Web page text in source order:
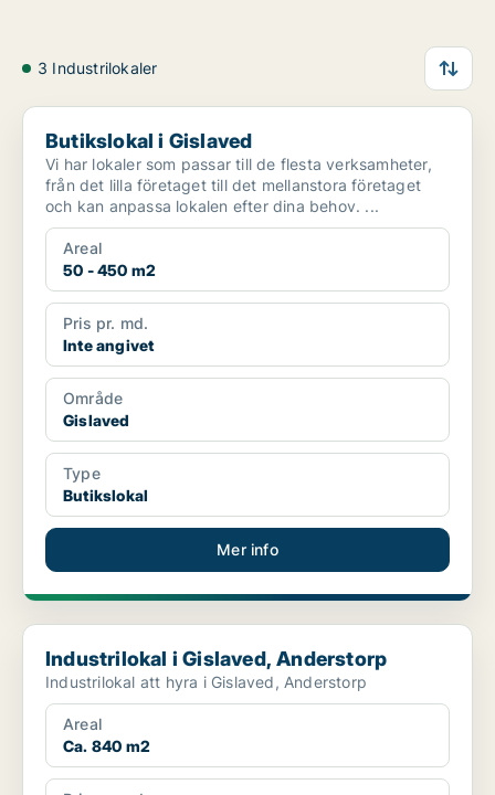
3 Industrilokaler
Butikslokal i Gislaved
Butikslokal i Gislaved
Vi har lokaler som passar till de flesta verksamheter,
från det lilla företaget till det mellanstora företaget
och kan anpassa lokalen efter dina behov. ...
Areal
50 - 450 m2
Pris pr. md.
Inte angivet
Område
Gislaved
Type
Butikslokal
Mer info
Industrilokal i Gislaved, Anderstorp
Industrilokal i Gislaved, Anderstorp
Industrilokal att hyra i Gislaved, Anderstorp
Areal
Ca. 840 m2